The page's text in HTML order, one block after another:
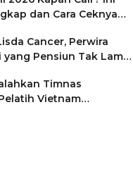
dan Cara Ceknya
Hangus!
Cancer, Perwira
Pensiun Tak Lama
Timnas
Vietnam
Jimat di Pakansari